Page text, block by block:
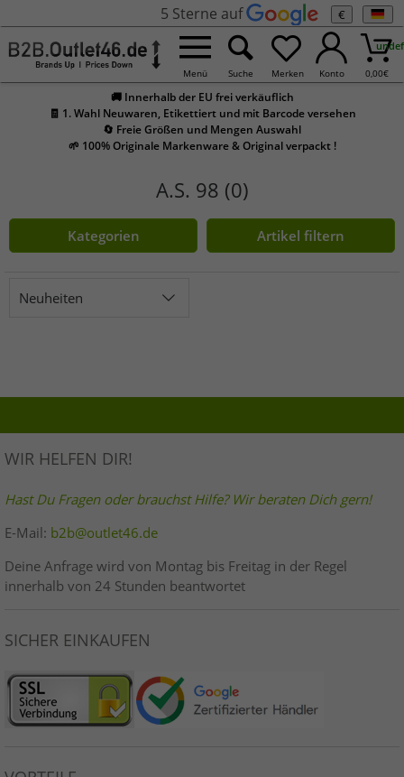
5 Sterne auf €
Menü Suche Merken Konto 0,00€
🚚 Innerhalb der EU frei verkäuflich
🧾 1. Wahl Neuwaren, Etikettiert und mit Barcode versehen
🔄 Freie Größen und Mengen Auswahl
🌱 100% Originale Markenware & Original verpackt !
A.S. 98 (0)
Kategorien Artikel filtern
Neuheiten
WIR HELFEN DIR!
Hast Du Fragen oder brauchst Hilfe? Wir beraten Dich gern!
E-Mail: b2b@outlet46.de
Deine Anfrage wird von Montag bis Freitag in der Regel
innerhalb von 24 Stunden beantwortet
SICHER EINKAUFEN